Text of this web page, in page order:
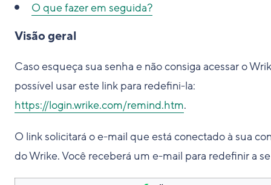
O que fazer em seguida?
Visão geral
Caso esqueça sua senha e não consiga acessar o
possível usar este link para redefini-la:
https://login.wrike.com/remind.htm.
O link solicitará o e-mail que está conectado à sua
do Wrike. Você receberá um e-mail para redefinir a